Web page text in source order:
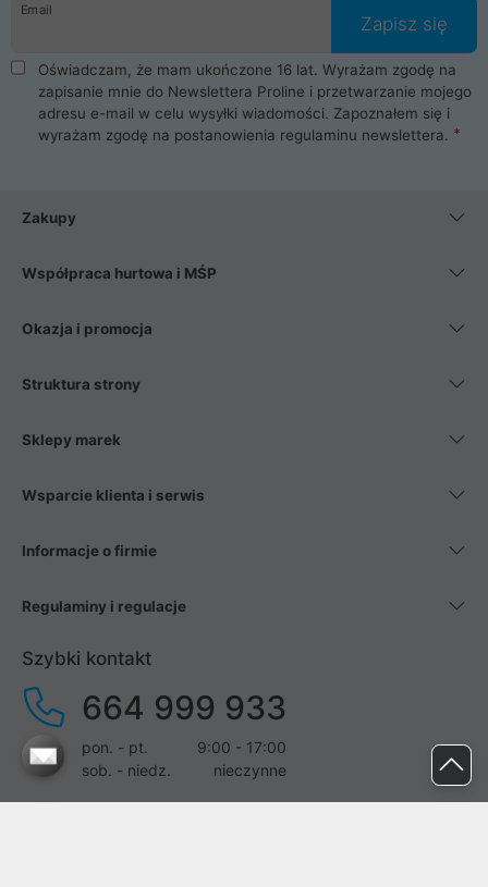
Email
Zapisz się
Oświadczam, że mam ukończone 16 lat. Wyrażam zgodę na
zapisanie mnie do Newslettera Proline i przetwarzanie mojego
adresu e-mail w celu wysyłki wiadomości. Zapoznałem się i
wyrażam zgodę na postanowienia regulaminu newslettera.
Zakupy
Współpraca hurtowa i MŚP
Okazja i promocja
Struktura strony
Sklepy marek
Wsparcie klienta i serwis
Informacje o firmie
Regulaminy i regulacje
Szybki kontakt
664 999 933
pon. - pt.
9:00 - 17:00
sob. - niedz.
nieczynne